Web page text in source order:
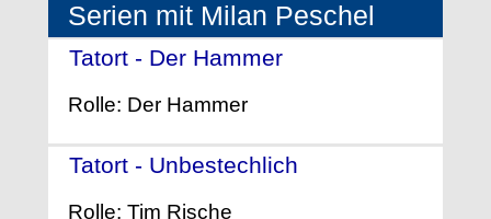
Serien mit Milan Peschel
Tatort - Der Hammer
Rolle: Der Hammer
Tatort - Unbestechlich
Rolle: Tim Rische